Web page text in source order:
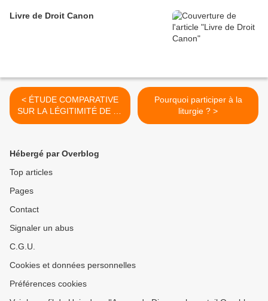
Livre de Droit Canon
< ÉTUDE COMPARATIVE
SUR LA LÉGITIMITÉ DE LA
LIGNÉE BORISSIENNE
Pourquoi participer à la
liturgie ? >
Hébergé par Overblog
Top articles
Pages
Contact
Signaler un abus
C.G.U.
Cookies et données personnelles
Préférences cookies